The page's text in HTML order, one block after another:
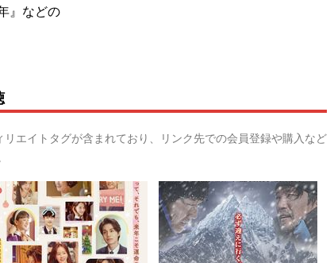
』などの
エイトタグが含まれており、リンク先での会員登録や購入など